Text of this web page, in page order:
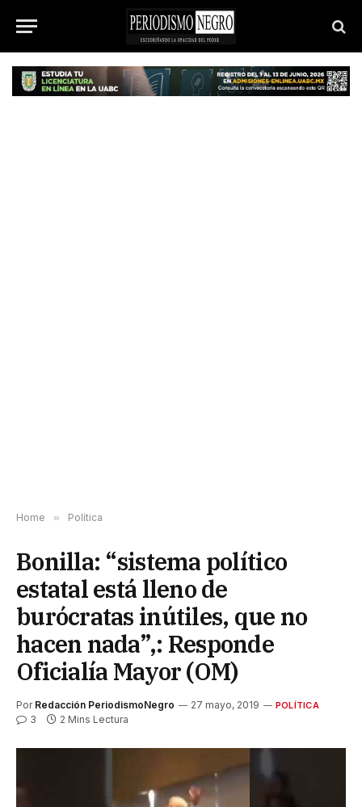
Home » Política
Bonilla: “sistema político
estatal está lleno de
burócratas inútiles, que no
hacen nada”,: Responde
Oficialía Mayor (OM)
Por Redacción PeriodismoNegro 27 mayo, 2019 POLÍTICA
3 2 Mins Lectura